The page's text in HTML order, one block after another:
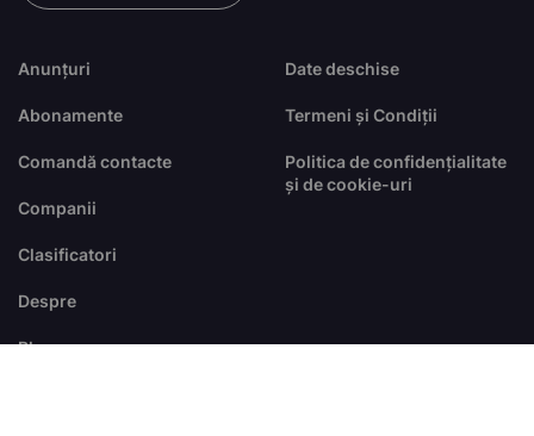
Anunțuri
Abonamente
Comandă contacte
Companii
Clasificatori
Despre
Blog
Date deschise
Termeni și Condiții
Politica de confidențialitate
și de cookie-uri